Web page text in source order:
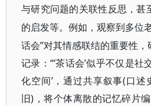
与研究问题的关联性反思，甚
的启发等。例如，观察到多位
话会”对其情感联结的重要性
记录：“‘茶话会’似乎不仅是社
化空间’，通过共享叙事(口
旧)，将个体离散的记忆碎片